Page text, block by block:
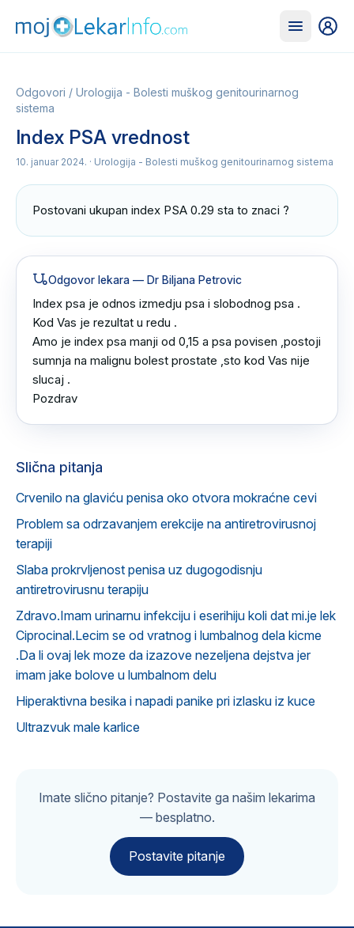
Odgovori / Urologija - Bolesti muškog genitourinarnog
sistema
Index PSA vrednost
10. januar 2024. · Urologija - Bolesti muškog genitourinarnog sistema
Postovani ukupan index PSA 0.29 sta to znaci ?
Odgovor lekara — Dr Biljana Petrovic
Index psa je odnos izmedju psa i slobodnog psa .
Kod Vas je rezultat u redu .
Amo je index psa manji od 0,15 a psa povisen ,postoji
sumnja na malignu bolest prostate ,sto kod Vas nije
slucaj .
Pozdrav
Slična pitanja
Crvenilo na glaviću penisa oko otvora mokraćne cevi
Problem sa odrzavanjem erekcije na antiretrovirusnoj
terapiji
Slaba prokrvljenost penisa uz dugogodisnju
antiretrovirusnu terapiju
Zdravo.Imam urinarnu infekciju i eserihiju koli dat mi.je lek
Ciprocinal.Lecim se od vratnog i lumbalnog dela kicme
.Da li ovaj lek moze da izazove nezeljena dejstva jer
imam jake bolove u lumbalnom delu
Hiperaktivna besika i napadi panike pri izlasku iz kuce
Ultrazvuk male karlice
Imate slično pitanje? Postavite ga našim lekarima
— besplatno.
Postavite pitanje